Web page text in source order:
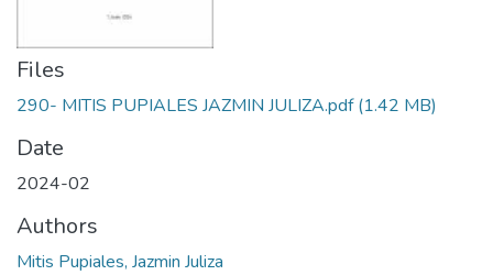
Files
290- MITIS PUPIALES JAZMIN JULIZA.pdf(1.42 MB)
Date
2024-02
Authors
Mitis Pupiales, Jazmin Juliza